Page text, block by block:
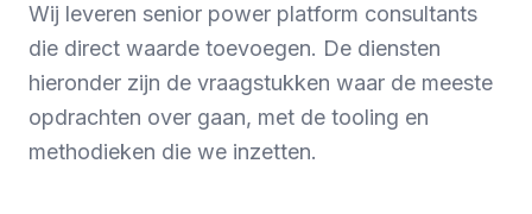
Wij leveren senior power platform consultants
die direct waarde toevoegen. De diensten
hieronder zijn de vraagstukken waar de meeste
opdrachten over gaan, met de tooling en
methodieken die we inzetten.